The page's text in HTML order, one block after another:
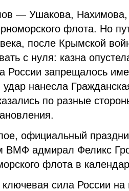
— Ушакова,
флота. Но
после Крымской
с нуля: казна
России запрещалось
нанесла
по разные
официальный
ВМФ адмирал Феликс
флота в
сила России